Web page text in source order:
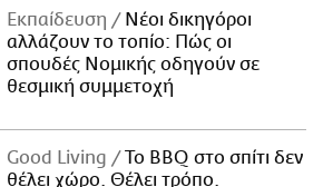
Εκπαίδευση
Νέοι δικηγόροι
αλλάζουν το τοπίο: Πώς οι
σπουδές Νομικής οδηγούν σε
θεσμική συμμετοχή
Good Living
Το BBQ στο σπίτι δεν
θέλει χώρο. Θέλει τρόπο.